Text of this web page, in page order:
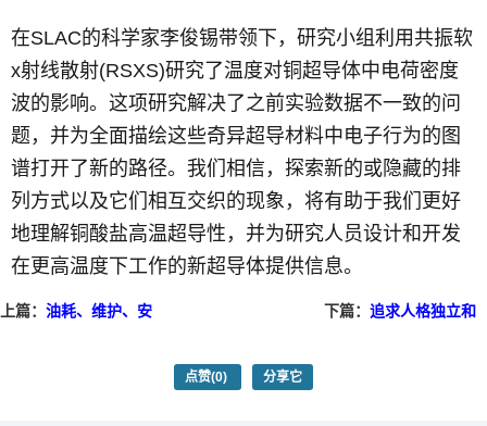
在SLAC的科学家李俊锡带领下，研究小组利用共振软
x射线散射(RSXS)研究了温度对铜超导体中电荷密度
波的影响。这项研究解决了之前实验数据不一致的问
题，并为全面描绘这些奇异超导材料中电子行为的图
谱打开了新的路径。我们相信，探索新的或隐藏的排
列方式以及它们相互交织的现象，将有助于我们更好
地理解铜酸盐高温超导性，并为研究人员设计和开发
在更高温度下工作的新超导体提供信息。
上篇： 油耗、维护、安
下篇： 追求人格独立和
点赞(0) 分享它